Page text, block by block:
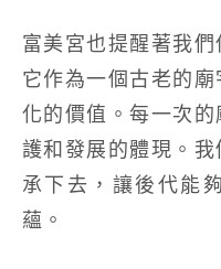
富美宮也提醒著我
它作為一個古老的
化的價值。每一次
護和發展的體現。
承下去，讓後代能
蘊。